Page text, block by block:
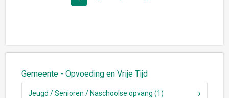
Gemeente - Opvoeding en Vrije Tijd
Jeugd / Senioren / Naschoolse opvang (1)